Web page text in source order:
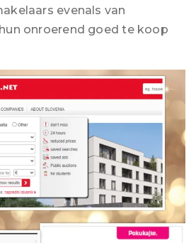
evenals van
onroerend goed te koop